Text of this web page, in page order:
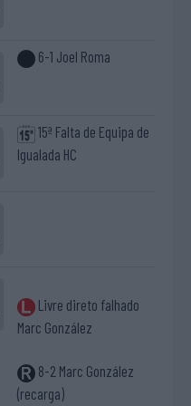
6-1 Joel Roma
15ª Falta de Equipa de
Igualada HC
Livre direto falhado
Marc González
8-2 Marc González
(recarga)